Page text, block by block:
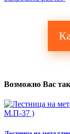
Возможно Вас